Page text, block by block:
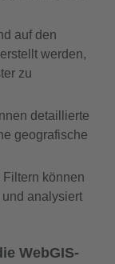
auf den
werden,
zu
detaillierte
geografische
Filtern können
analysiert
WebGIS-